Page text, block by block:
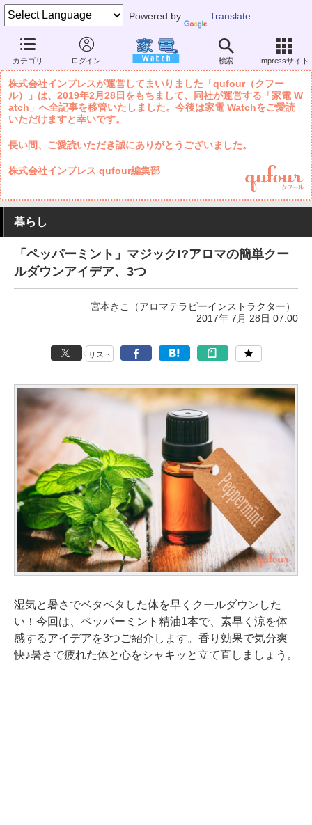
Powered by Translate
カテゴリ ログイン 検索 Impressサイト
家電 Watch 暮らし 健康・人間関係 健康・病気
株式会社インプレスが運営してまいりました「qufour（クフー
ル）」は、2019年2月28日をもちまして、同社が運営する「家電 W
atch」へ全記事を移管いたしました。今後は家電 Watchをご愛読
いただけますと幸いです。
長い間、ご愛読いただき誠にありがとうございました。
株式会社インプレス qufour編集部
暮らし
「ペッパーミント」マジック!?アロマの簡単クー
ルダウンアイデア、3つ
宮本きこ（アロマテラピーインストラクター）
2017年 7月 28日 07:00
リスト
湿気と暑さでベタベタした体を早くクールダウンした
い！今回は、ペッパーミント精油1本で、素早く涼を体
感するアイデアを3つご紹介します。香り効果で気分爽
快♪暑さで疲れた体と心をシャキッと立て直しましょう。